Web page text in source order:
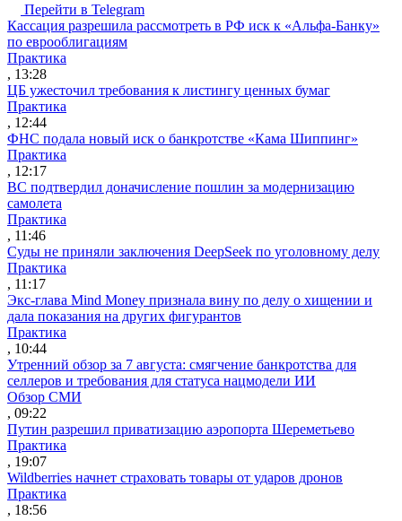
Перейти в Telegram
Кассация разрешила рассмотреть в РФ иск к «Альфа-Банку»
по еврооблигациям
Практика
, 13:28
ЦБ ужесточил требования к листингу ценных бумаг
Практика
, 12:44
ФНС подала новый иск о банкротстве «Кама Шиппинг»
Практика
, 12:17
ВС подтвердил доначисление пошлин за модернизацию
самолета
Практика
, 11:46
Суды не приняли заключения DeepSeek по уголовному делу
Практика
, 11:17
Экс-глава Mind Money признала вину по делу о хищении и
дала показания на других фигурантов
Практика
, 10:44
Утренний обзор за 7 августа: смягчение банкротства для
селлеров и требования для статуса нацмодели ИИ
Обзор СМИ
, 09:22
Путин разрешил приватизацию аэропорта Шереметьево
Практика
, 19:07
Wildberries начнет страховать товары от ударов дронов
Практика
, 18:56